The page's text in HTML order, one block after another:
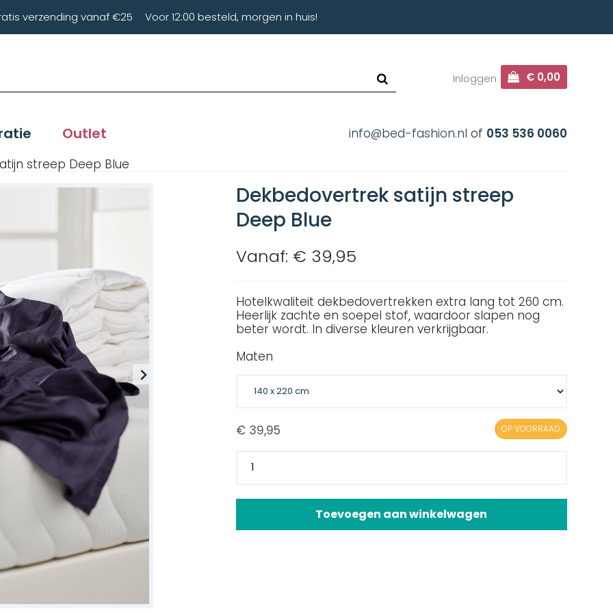
verzending vanaf €25 Voor 12:00 besteld, morgen in huis!
Inloggen € 0,00
Outlet info@bed-fashion.nl of 053 536 0060
streep Deep Blue
Dekbedovertrek satijn streep
Deep Blue
Vanaf: € 39,95
Hotelkwaliteit dekbedovertrekken extra lang tot 260 cm.
Heerlijk zachte en soepel stof, waardoor slapen nog
beter wordt. In diverse kleuren verkrijgbaar.
Maten
OP VOORRAAD
Toevoegen aan winkelwagen